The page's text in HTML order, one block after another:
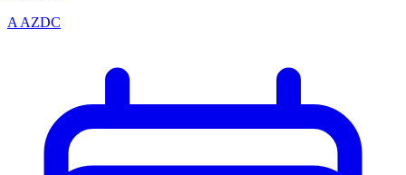
A AZDC